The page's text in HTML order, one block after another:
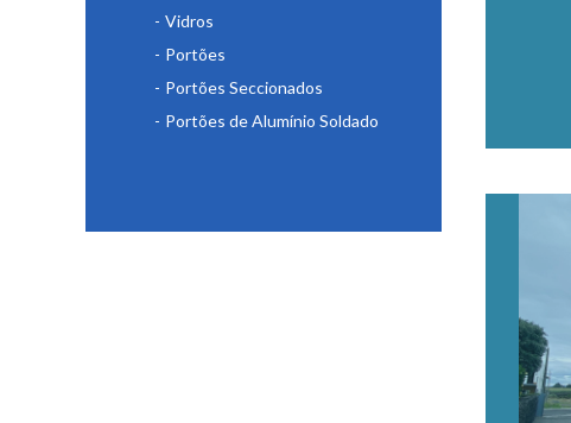
Vidros
Portões
Portões Seccionados
Portões de Alumínio Soldado